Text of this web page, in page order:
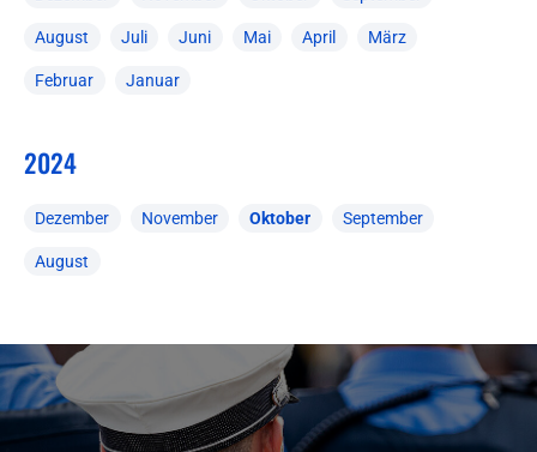
August Juli Juni Mai April März
Februar Januar
2024
Dezember November Oktober September
August